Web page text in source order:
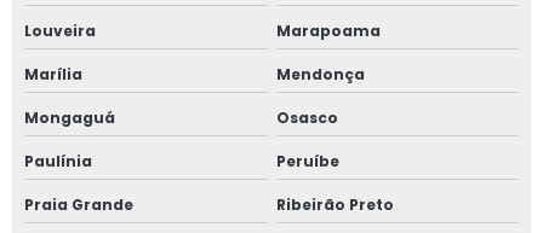
Louveira Marapoama
Marília Mendonça
Mongaguá Osasco
Paulínia Peruíbe
Praia Grande Ribeirão Preto